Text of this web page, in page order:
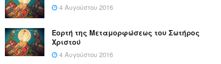
4 Αυγούστου 2016
Εορτή της Μεταμορφώσεως του Σωτήρος
Χριστού
4 Αυγούστου 2016